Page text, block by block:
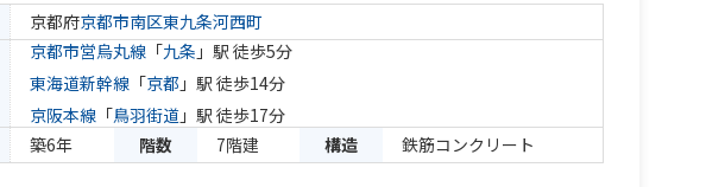
京都府京都市南区東九条河西町
京都市営烏丸線 「九条 」駅 徒歩5分
東海道新幹線 「京都 」駅 徒歩14分
京阪本線 「鳥羽街道 」駅 徒歩17分
築6年 階数 7階建 構造 鉄筋コンクリート